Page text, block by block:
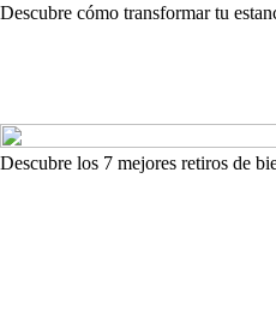
Descubre cómo transformar tu
Descubre los 7 mejores retiros de